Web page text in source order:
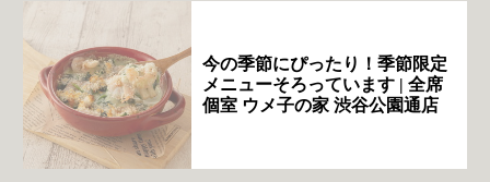
今の季節にぴったり！季節限定
メニューそろっています | 全席
個室 ウメ子の家 渋谷公園通店